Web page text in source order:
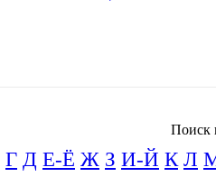
Поиск
Г Д Е-Ё Ж З И-Й К Л